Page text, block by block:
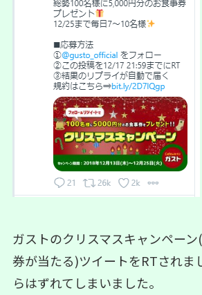
ガストのクリスマスキャンペー
券が当たる)ツイートをRTされま
らはずれてしまいました。